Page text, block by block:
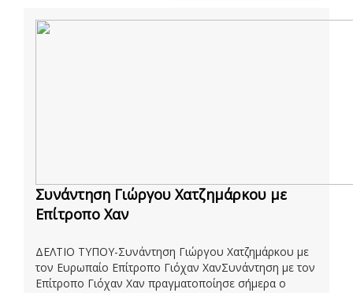
Συνάντηση Γιώργου Χατζημάρκου με
Επίτροπο Χαν
ΔΕΛΤΙΟ ΤΥΠΟΥ-Συνάντηση Γιώργου Χατζημάρκου με
τον Ευρωπαίο Επίτροπο Γιόχαν ΧανΣυνάντηση με τον
Επίτροπο Γιόχαν Χαν πραγματοποίησε σήμερα ο